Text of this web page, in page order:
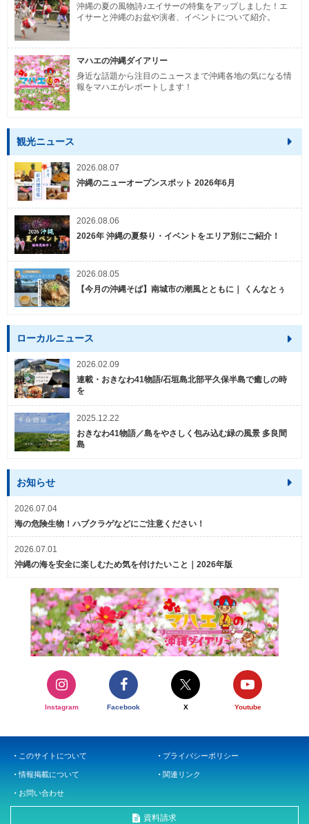
沖縄の夏の風物詩♪エイサーの特集をアップしました！エ
イサーと沖縄のお盆や演者、イベントについて紹介。
マハエの沖縄ダイアリー
身近な話題から注目のニュースまで沖縄各地の気になる情
報をマハエがレポートします！
観光ニュース
2026.08.07
沖縄のニューオープンスポット 2026年6月
2026.08.06
2026年 沖縄の夏祭り・イベントをエリア別にご紹介！
2026.08.05
【今月の沖縄そば】南城市の潮風とともに｜ くんなとぅ
ローカルニュース
2026.02.09
連載・おきなわ41物語/石垣島北部平久保半島で癒しの時
を
2025.12.22
おきなわ41物語／島をやさしく包み込む緑の風景 多良間
島
お知らせ
2026.07.04
海の危険生物！ハブクラゲなどにご注意ください！
2026.07.01
沖縄の海を安全に楽しむため気を付けたいこと｜2026年版
Instagram Facebook X Youtube
このサイトについて プライバシーポリシー
情報掲載について 関連リンク
お問い合わせ
資料請求